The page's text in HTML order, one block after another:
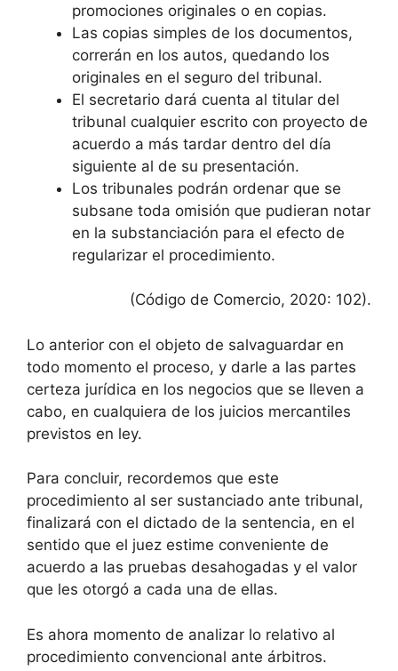
promociones originales o en copias.
Las copias simples de los documentos,
correrán en los autos, quedando los
originales en el seguro del tribunal.
El secretario dará cuenta al titular del
tribunal cualquier escrito con proyecto de
acuerdo a más tardar dentro del día
siguiente al de su presentación.
Los tribunales podrán ordenar que se
subsane toda omisión que pudieran notar
en la substanciación para el efecto de
regularizar el procedimiento.
(Código de Comercio, 2020: 102).
Lo anterior con el objeto de salvaguardar en
todo momento el proceso, y darle a las partes
certeza jurídica en los negocios que se lleven a
cabo, en cualquiera de los juicios mercantiles
previstos en ley.
Para concluir, recordemos que este
procedimiento al ser sustanciado ante tribunal,
finalizará con el dictado de la sentencia, en el
sentido que el juez estime conveniente de
acuerdo a las pruebas desahogadas y el valor
que les otorgó a cada una de ellas.
Es ahora momento de analizar lo relativo al
procedimiento convencional ante árbitros.